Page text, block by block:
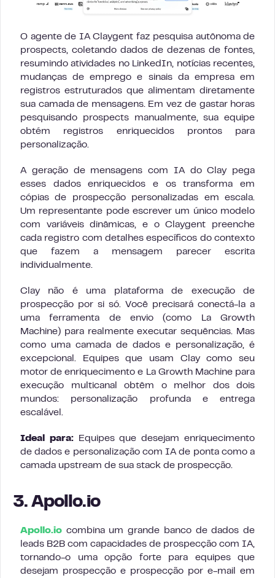
O agente de IA Claygent faz pesquisa autônoma de
prospects, coletando dados de dezenas de fontes,
resumindo atividades no LinkedIn, notícias recentes,
mudanças de emprego e sinais da empresa em
registros estruturados que alimentam diretamente
sua camada de mensagens. Em vez de gastar horas
pesquisando prospects manualmente, sua equipe
obtém registros enriquecidos prontos para
personalização.
A geração de mensagens com IA do Clay pega
esses dados enriquecidos e os transforma em
cópias de prospecção personalizadas em escala.
Um representante pode escrever um único modelo
com variáveis dinâmicas, e o Claygent preenche
cada registro com detalhes específicos do contexto
que fazem a mensagem parecer escrita
individualmente.
Clay não é uma plataforma de execução de
prospecção por si só. Você precisará conectá-la a
uma ferramenta de envio (como La Growth
Machine) para realmente executar sequências. Mas
como uma camada de dados e personalização, é
excepcional. Equipes que usam Clay como seu
motor de enriquecimento e La Growth Machine para
execução multicanal obtêm o melhor dos dois
mundos: personalização profunda e entrega
escalável.
Ideal para:Equipes que desejam enriquecimento
de dados e personalização com IA de ponta como a
camada upstream de sua stack de prospecção.
3. Apollo.io
Apollo.io combina um grande banco de dados de
leads B2B com capacidades de prospecção com IA,
tornando-o uma opção forte para equipes que
desejam prospecção e prospecção por e-mail em